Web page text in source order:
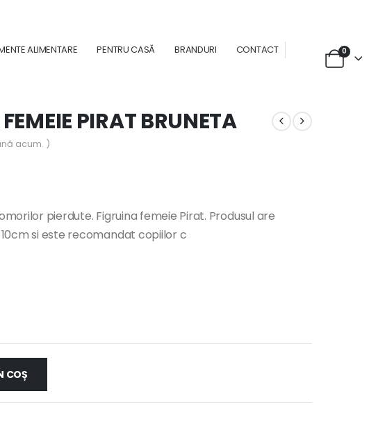
ALIMENTARE PENTRU CASĂ BRANDURI CONTACT 0
PIRAT BRUNETA
acum. )
pierdute. Figruina femeie Pirat. Produsul are
si este recomandat copiilor c
COȘ